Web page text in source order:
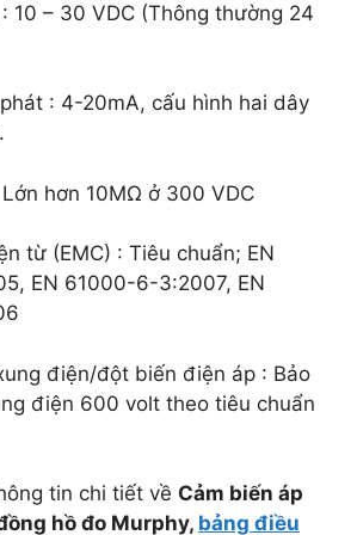
: 10 – 30 VDC (Thông thường 24
: 4-20mA, cấu hình hai dây
hơn 10MΩ ở 300 VDC
từ (EMC) : Tiêu chuẩn; EN
EN 61000-6-3:2007, EN
điện/đột biến điện áp : Bảo
điện 600 volt theo tiêu chuẩn
tin chi tiết về Cảm biến áp
hồ đo Murphy, bảng điều